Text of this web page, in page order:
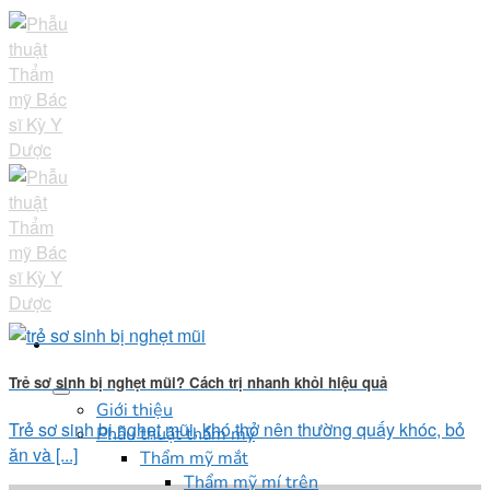
Skip
to
content
Giới thiệu
Phẫu thuật thẩm mỹ
Thẩm mỹ mắt
Thẩm mỹ mí trên
Trẻ sơ sinh bị nghẹt mũi? Cách trị nhanh khỏi hiệu quả
Trẻ sơ sinh bị nghẹt mũi, khó thở nên thường quấy khóc, bỏ
ăn và [...]